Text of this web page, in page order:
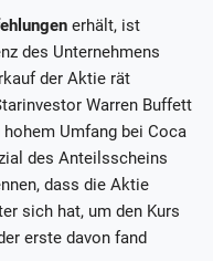
erhält, ist
des Unternehmens
der Aktie rät
Warren Buffett
Umfang bei Coca
des Anteilsscheins
dass die Aktie
sich hat, um den Kurs
erste davon fand